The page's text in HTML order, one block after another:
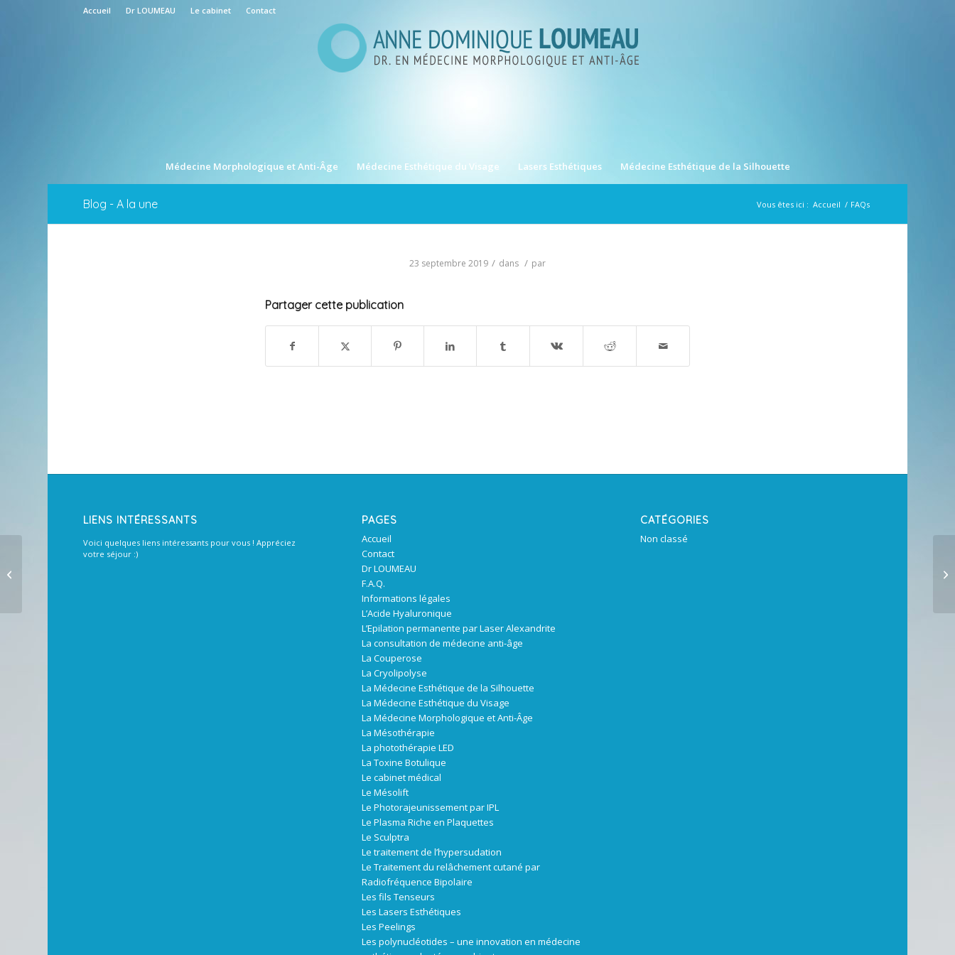
Accueil Dr LOUMEAU Le cabinet Contact
Médecine Morphologique et Anti-Âge Médecine Esthétique du Visage Lasers Esthétiques Médecine Esthétique de la Silhouette
Blog - A la une Vous êtes ici : Accueil / FAQs
23 septembre 2019 / dans / par
Partager cette publication
LIENS INTÉRESSANTS
Voici quelques liens intéressants pour vous ! Appréciez
votre séjour :)
PAGES
Accueil
Contact
Dr LOUMEAU
F.A.Q.
Informations légales
L’Acide Hyaluronique
L’Epilation permanente par Laser Alexandrite
La consultation de médecine anti-âge
La Couperose
La Cryolipolyse
La Médecine Esthétique de la Silhouette
La Médecine Esthétique du Visage
La Médecine Morphologique et Anti-Âge
La Mésothérapie
La photothérapie LED
La Toxine Botulique
Le cabinet médical
Le Mésolift
Le Photorajeunissement par IPL
Le Plasma Riche en Plaquettes
Le Sculptra
Le traitement de l’hypersudation
Le Traitement du relâchement cutané par
Radiofréquence Bipolaire
Les fils Tenseurs
Les Lasers Esthétiques
Les Peelings
Les polynucléotides – une innovation en médecine
CATÉGORIES
Non classé
Votre fiche est crÃ©Ã©e, vous